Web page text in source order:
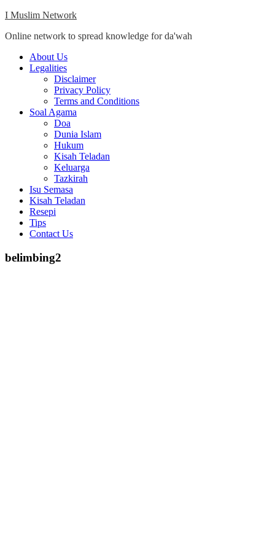
Skip
content
I Muslim Network
Online network to spread knowledge for da'wah
Close
Menu
About Us
Legalities
Disclaimer
Privacy Policy
Terms and Conditions
Soal Agama
Doa
Dunia Islam
Hukum
Kisah Teladan
Keluarga
Tazkirah
Isu Semasa
Kisah Teladan
Resepi
Tips
Contact Us
belimbing2